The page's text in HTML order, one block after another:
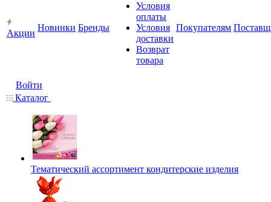
Акции
Новинки Бренды
Условия
оплаты
Условия
доставки
Возврат
товара
Покупателям
Войти
Каталог
Тематический ассортимент кондитерские изделия